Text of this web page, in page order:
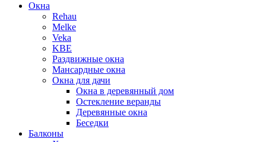
Окна
Rehau
Melke
Veka
KBE
Раздвижные окна
Мансардные окна
Окна для дачи
Окна в деревянный дом
Остекление веранды
Деревянные окна
Беседки
Балконы